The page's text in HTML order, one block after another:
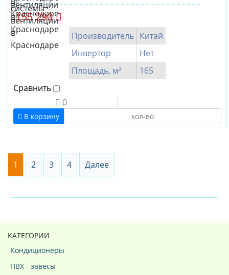
155 290
Производитель Китай
Инвертор
Нет
Площадь, м²
165
Сравнить
0
В корзину
1 2 3 4 Далее
КАТЕГОРИИ
Кондиционеры
ПВХ - завесы